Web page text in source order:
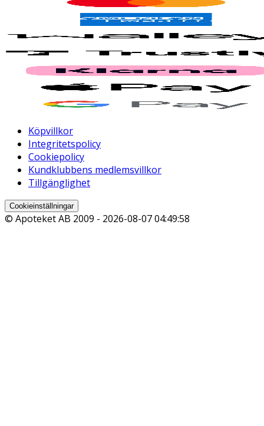
Köpvillkor
Integritetspolicy
Cookiepolicy
Kundklubbens medlemsvillkor
Tillgänglighet
Cookieinställningar
© Apoteket AB 2009 - 2026-08-07 04:49:58